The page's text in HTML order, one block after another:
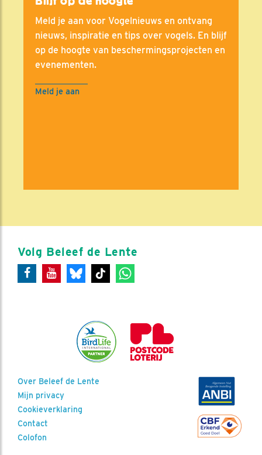
Meld je aan voor Vogelnieuws en ontvang
nieuws, inspiratie en tips over vogels. En blijf
op de hoogte van beschermingsprojecten en
evenementen.
Meld je aan
Volg Beleef de Lente
Over Beleef de Lente
Mijn privacy
Cookieverklaring
Contact
Colofon